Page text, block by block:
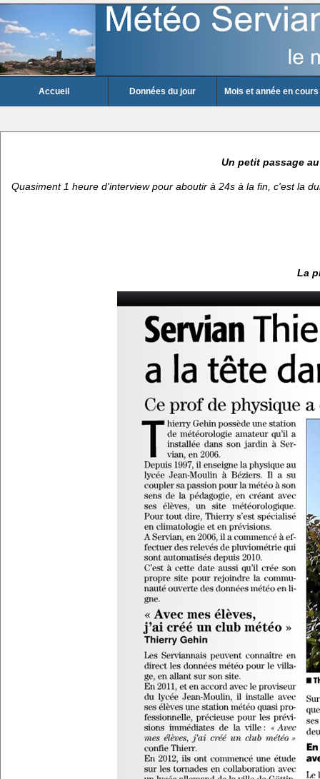
Accueil Données du jour Mois et année en cours
Un petit passage
Quasiment 1 heure d'interview pour aboutir à 24s à la fin, c'est la
La